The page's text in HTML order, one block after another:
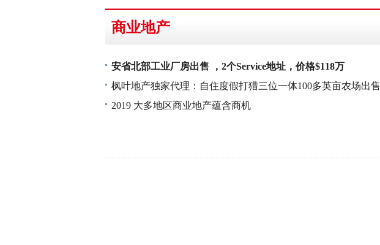
商业地产
安省北部工业厂房出售 ，2个Service地址，价格$118万
枫叶地产独家代理：自住度假打猎三位一体100多英亩农场出售
2019 大多地区商业地产蕴含商机